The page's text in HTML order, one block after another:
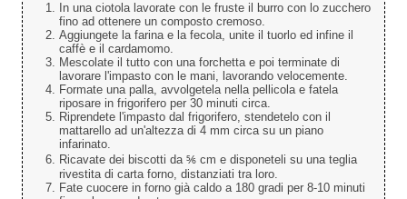
In una ciotola lavorate con le fruste il burro con lo zucchero
fino ad ottenere un composto cremoso.
Aggiungete la farina e la fecola, unite il tuorlo ed infine il
caffè e il cardamomo.
Mescolate il tutto con una forchetta e poi terminate di
lavorare l'impasto con le mani, lavorando velocemente.
Formate una palla, avvolgetela nella pellicola e fatela
riposare in frigorifero per 30 minuti circa.
Riprendete l'impasto dal frigorifero, stendetelo con il
mattarello ad un'altezza di 4 mm circa su un piano
infarinato.
Ricavate dei biscotti da ⅚ cm e disponeteli su una teglia
rivestita di carta forno, distanziati tra loro.
Fate cuocere in forno già caldo a 180 gradi per 8-10 minuti